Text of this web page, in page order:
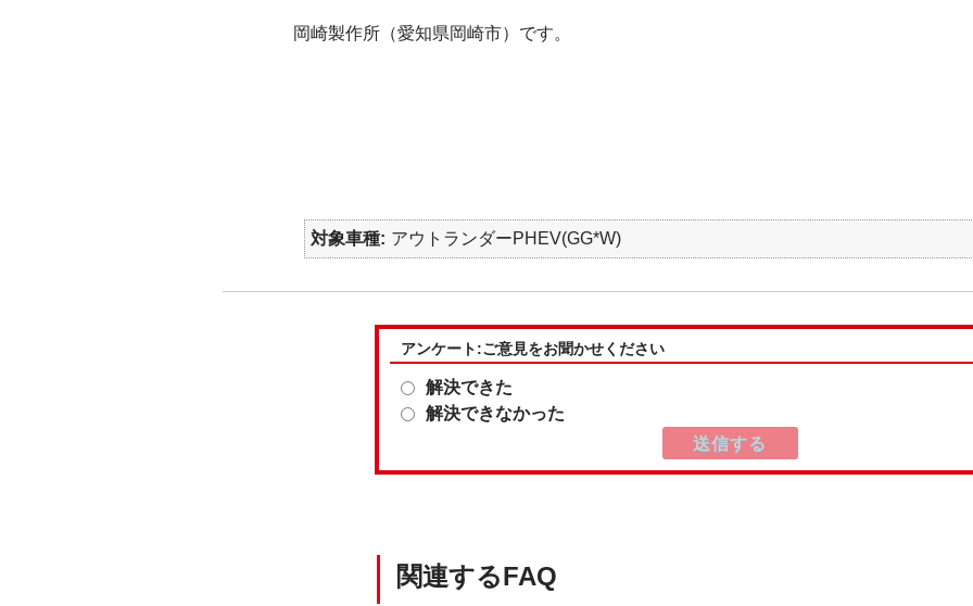
岡崎製作所（愛知県岡崎市）です。
対象車種 アウトランダーPHEV(GG*W)
アンケート:ご意見をお聞かせください
解決できた
解決できなかった
関連するFAQ